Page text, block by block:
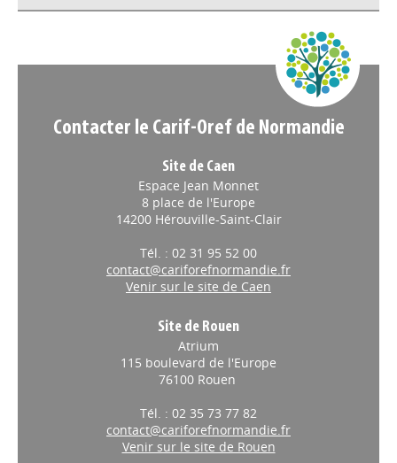
Site de Caen
Espace Jean Monnet
8 place de l'Europe
Tél. : 02 31 95 52 00
contact@cariforefnormandie.fr
Site de Rouen
Atrium
115 boulevard de l'Europe
Tél. : 02 35 73 77 82
contact@cariforefnormandie.fr